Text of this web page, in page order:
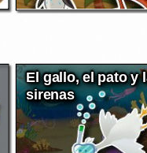
El gallo, el pato y
sirenas